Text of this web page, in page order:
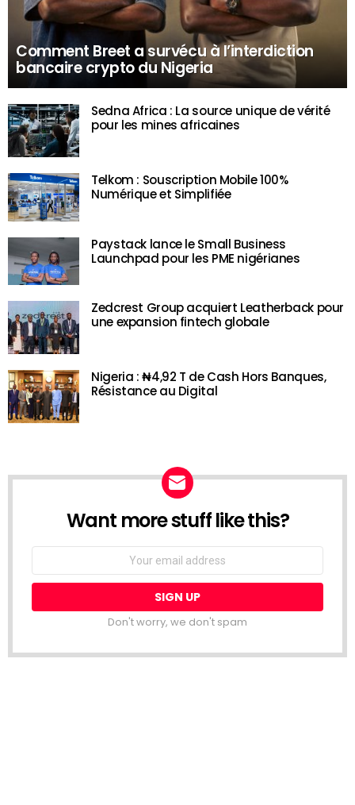
Comment Breet a survécu à l’interdiction
bancaire crypto du Nigeria
Sedna Africa : La source unique de vérité
pour les mines africaines
Telkom : Souscription Mobile 100%
Numérique et Simplifiée
Paystack lance le Small Business
Launchpad pour les PME nigérianes
Zedcrest Group acquiert Leatherback pour
une expansion fintech globale
Nigeria : ₦4,92 T de Cash Hors Banques,
Résistance au Digital
NEWSLETTER
Want more stuff like this?
Don't worry, we don't spam